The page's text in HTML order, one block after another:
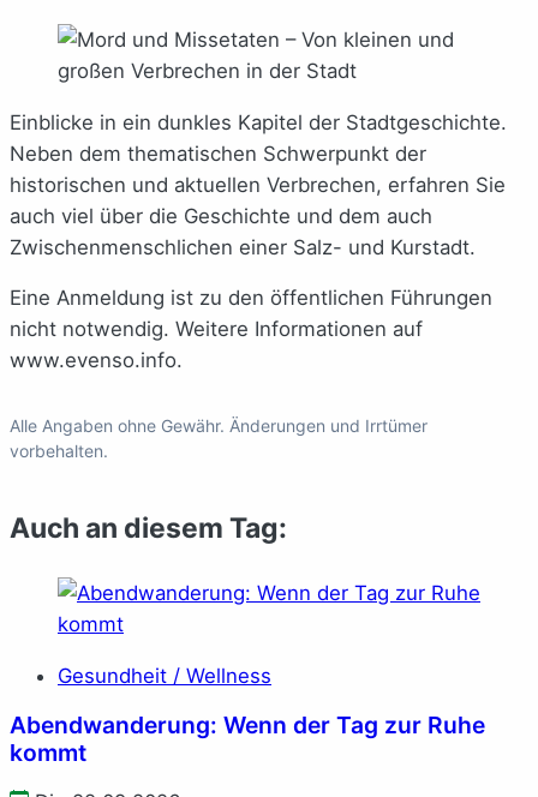
Einblicke in ein dunkles Kapitel der Stadtgeschichte.
Neben dem thematischen Schwerpunkt der
historischen und aktuellen Verbrechen, erfahren Sie
auch viel über die Geschichte und dem auch
Zwischenmenschlichen einer Salz- und Kurstadt.
Eine Anmeldung ist zu den öffentlichen Führungen
nicht notwendig. Weitere Informationen auf
www.evenso.info.
Alle Angaben ohne Gewähr. Änderungen und Irrtümer
vorbehalten.
Auch an diesem Tag:
Gesundheit / Wellness
Abendwanderung: Wenn der Tag zur Ruhe
kommt